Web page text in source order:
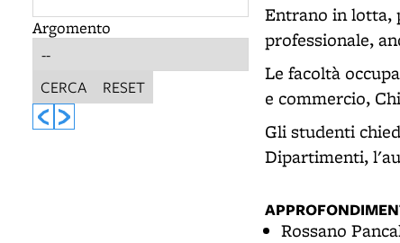
Argomento
CERCA RESET
Entrano in lotta,
professionale,
Le facoltà
e commercio,
Gli studenti
Dipartimenti,
Rossano